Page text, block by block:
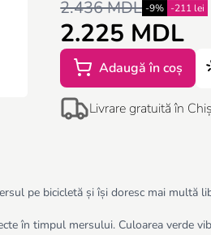
2.436 MDL -9% -211 lei
2.225 MDL
Adaugă în coș
Livrare gratuită în
pe bicicletă și își doresc mai
în timpul mersului. Culoarea verde